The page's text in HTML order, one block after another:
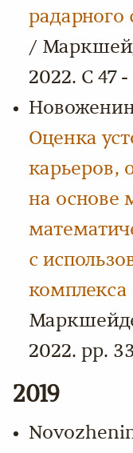
радарного
/
2022. С 47 -
Оценка
карьеров,
на основе
с
комплекса
2022. pp.
2019